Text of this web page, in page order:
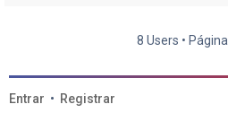
8 Users • Página
Entrar • Registrar